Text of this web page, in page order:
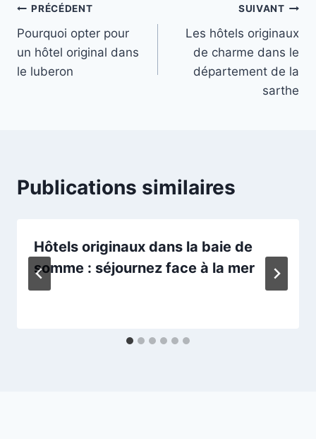
Navigation
de
l’article
PRÉCÉDENT
Pourquoi opter pour
un hôtel original dans
le luberon
SUIVANT
Les hôtels originaux
de charme dans le
département de la
sarthe
Publications similaires
Hôtels originaux dans la baie de
somme : séjournez face à la mer